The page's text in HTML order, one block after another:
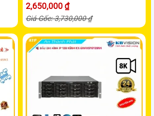
2,650,000 ₫
Giá Gốc: 3,730,000 ₫